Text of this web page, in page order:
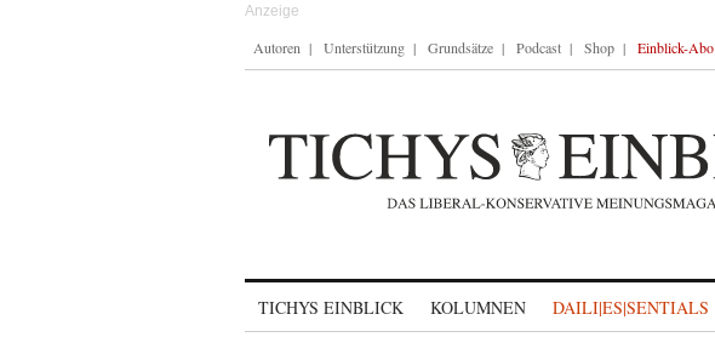
Autoren Unterstützung Grundsätze Podcast Shop Einblick-Abo
TICHYS EINBLICK KOLUMNEN DAILI|ES|SENTIALS